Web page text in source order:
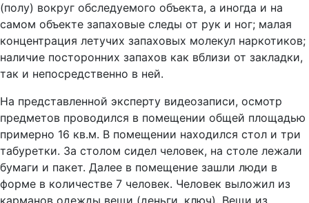
(полу) вокруг обследуемого объекта, а иногда и на
самом объекте запаховые следы от рук и ног; малая
концентрация летучих запаховых молекул наркотиков;
наличие посторонних запахов как вблизи от закладки,
так и непосредственно в ней.
На представленной эксперту видеозаписи, осмотр
предметов проводился в помещении общей площадью
примерно 16 кв.м. В помещении находился стол и три
табуретки. За столом сидел человек, на столе лежали
бумаги и пакет. Далее в помещение зашли люди в
форме в количестве 7 человек. Человек выложил из
карманов одежды вещи (деньги, ключ). Вещи из